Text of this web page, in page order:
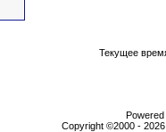
Текущее
Copyright ©2000 -